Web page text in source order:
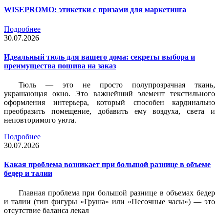
WISEPROMO: этикетки с призами для маркетинга
Подробнее
30.07.2026
Идеальный тюль для вашего дома: секреты выбора и
преимущества пошива на заказ
Тюль — это не просто полупрозрачная ткань,
украшающая окно. Это важнейший элемент текстильного
оформления интерьера, который способен кардинально
преобразить помещение, добавить ему воздуха, света и
неповторимого уюта.
Подробнее
30.07.2026
Какая проблема возникает при большой разнице в объеме
бедер и талии
Главная проблема при большой разнице в объемах бедер
и талии (тип фигуры «Груша» или «Песочные часы») — это
отсутствие баланса лекал